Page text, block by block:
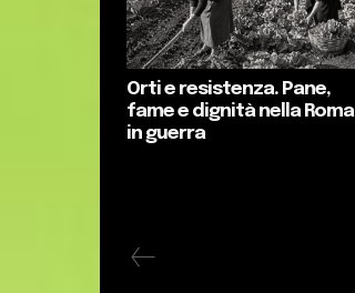
Orti e resistenza. Pane,
fame e dignità nella Roma
in guerra